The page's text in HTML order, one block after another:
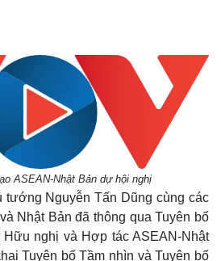
ASEAN-Nhật Bản dự hội nghị
tướng Nguyễn Tấn Dũng cùng các
Nhật Bản đã thông qua Tuyên bố
nghị và Hợp tác ASEAN-Nhật
Tuyên bố Tầm nhìn và Tuyên bố